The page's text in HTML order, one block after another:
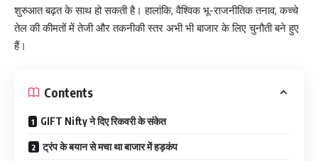
शुरुआत बढ़त के साथ हो सकती है। हालांकि, वैश्विक भू-राजनीतिक तनाव, कच्चे
तेल की कीमतों में तेजी और तकनीकी स्तर अभी भी बाजार के लिए चुनौती बने हुए
हैं।
Contents
GIFT Nifty ने दिए रिकवरी के संकेत
ट्रंप के बयान से मचा था बाजार में हड़कंप